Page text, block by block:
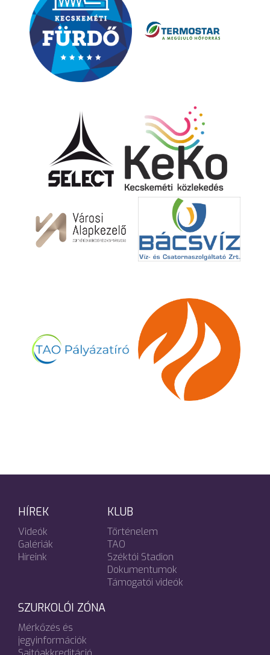
HÍREK
Videók
Galériák
Híreink
KLUB
Történelem
TAO
Széktói Stadion
Dokumentumok
Támogatói videók
SZURKOLÓI ZÓNA
Mérkőzés és
jegyinformációk